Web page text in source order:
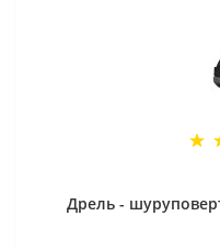
Дрель -